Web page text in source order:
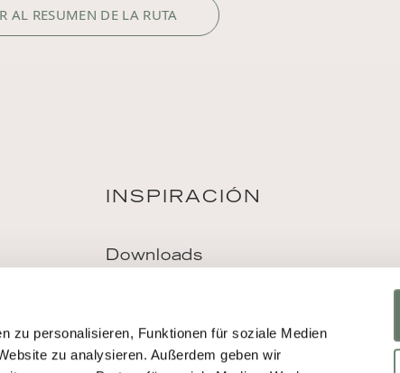
zu personalisieren, Funktionen für soziale Medien
zu analysieren. Außerdem geben wir
AL RESUMEN DE LA RUTA
INSPIRACIÓN
Downloads